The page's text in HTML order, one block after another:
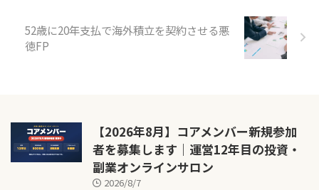
52歳に20年支払で海外積立を契約させる悪
徳FP
【2026年8月】コアメンバー新規参加
者を募集します｜運営12年目の投資・
副業オンラインサロン
2026/8/7